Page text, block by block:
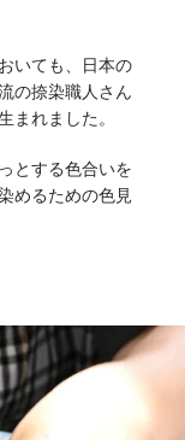
いても、日本の
の捺染職人さん
まれました。
とする色合いを
めるための色見